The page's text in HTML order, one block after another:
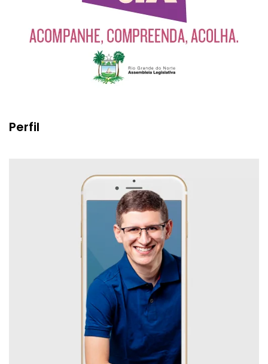
Perfil